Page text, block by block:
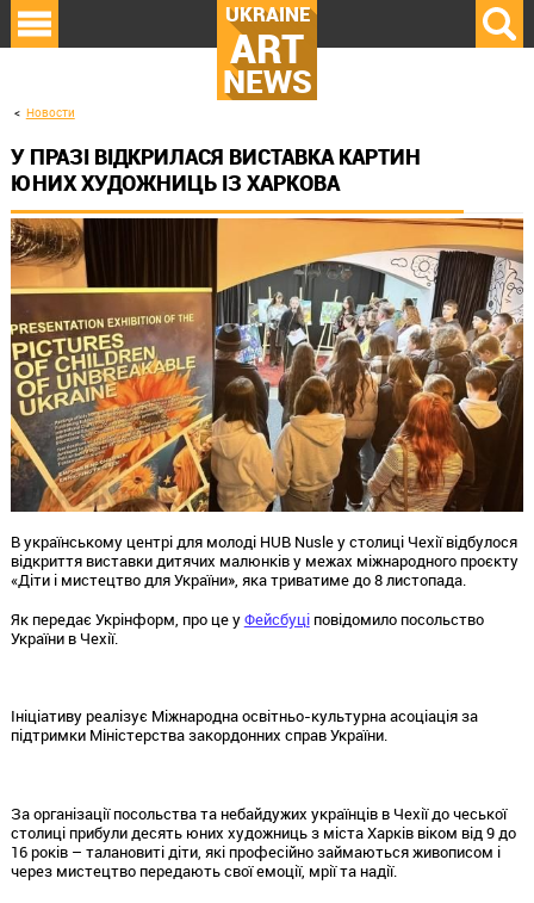
UKRAINE
ART
NEWS
Новости
У ПРАЗІ ВІДКРИЛАСЯ ВИСТАВКА КАРТИН
ЮНИХ ХУДОЖНИЦЬ ІЗ ХАРКОВА
В українському центрі для молоді HUB Nusle у столиці Чехії відбулося
відкриття виставки дитячих малюнків у межах міжнародного проєкту
«Діти і мистецтво для України», яка триватиме до 8 листопада.
Як передає Укрінформ, про це уФейсбуціповідомило посольство
України в Чехії.
Ініціативу реалізує Міжнародна освітньо-культурна асоціація за
підтримки Міністерства закордонних справ України.
За організації посольства та небайдужих українців в Чехії до чеської
столиці прибули десять юних художниць з міста Харків віком від 9 до
16 років – талановиті діти, які професійно займаються живописом і
через мистецтво передають свої емоції, мрії та надії.